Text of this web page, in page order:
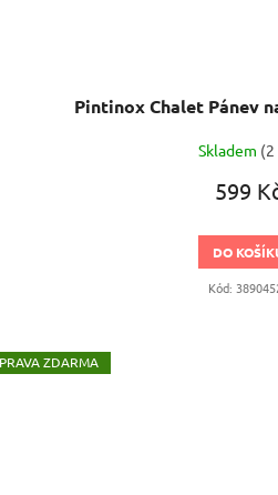
Pintinox Chalet Pánev
Skladem (2
599
DO
Kód:
ZDARMA